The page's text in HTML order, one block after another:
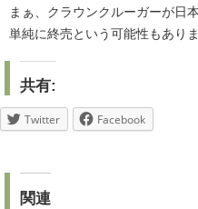
まぁ、クラウンクルーガーが日
単純に終売という可能性もありま
共有:
Twitter Facebook
関連